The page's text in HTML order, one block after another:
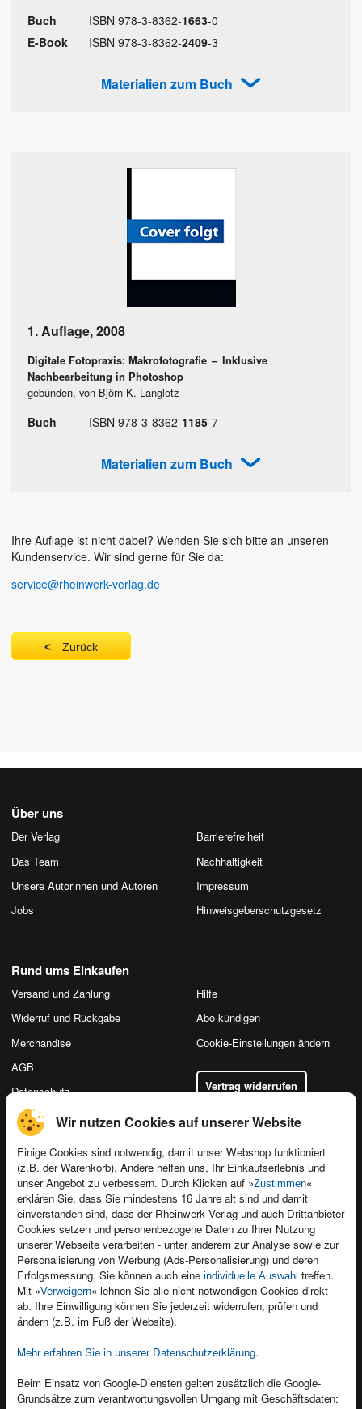
Wir nutzen Cookies auf unserer Website
Einige Cookies sind notwendig, damit unser Webshop funktioniert
(z.B. der Warenkorb). Andere helfen uns, Ihr Einkaufserlebnis und
unser Angebot zu verbessern. Durch Klicken auf »Zustimmen«
erklären Sie, dass Sie mindestens 16 Jahre alt sind und damit
einverstanden sind, dass der Rheinwerk Verlag und auch Drittanbieter
Cookies setzen und personenbezogene Daten zu Ihrer Nutzung
unserer Webseite verarbeiten - unter anderem zur Analyse sowie zur
Personalisierung von Werbung (Ads-Personalisierung) und deren
Erfolgsmessung. Sie können auch eine individuelle Auswahl treffen.
Mit »Verweigern« lehnen Sie alle nicht notwendigen Cookies direkt
ab. Ihre Einwilligung können Sie jederzeit widerrufen, prüfen und
ändern (z.B. im Fuß der Website).
Mehr erfahren Sie in unserer Datenschutzerklärung.
Beim Einsatz von Google-Diensten gelten zusätzlich die Google-
Grundsätze zum verantwortungsvollen Umgang mit Geschäftsdaten:
Buch ISBN 978-3-8362-1663-0
E-Book
ISBN 978-3-8362-2409-3
Materialien zum Buch
1. Auflage,2008
Digitale Fotopraxis: Makrofotografie – Inklusive
Nachbearbeitung in Photoshop
gebunden, von Björn K. Langlotz
Buch ISBN 978-3-8362-1185-7
Materialien zum Buch
Ihre Auflage ist nicht dabei? Wenden Sie sich bitte an unseren
Kundenservice. Wir sind gerne für Sie da:
service@rheinwerk-verlag.de
Zurück
Über uns
Der Verlag
Das Team
Unsere Autorinnen und Autoren
Jobs
Barrierefreiheit
Nachhaltigkeit
Impressum
Hinweis­geber­schutz­gesetz
Kontakt
Newsletter
Für Unternehmen
Presseservice
Dozentenservice
Produktfeedback
Foreign Rights
Ein Buch schreiben
Rund ums Einkaufen
Versand und Zahlung
Widerruf und Rückgabe
Merchandise
AGB
Datenschutz
Hilfe
Abo kündigen
Cookie-Einstellungen ändern
Vertrag widerrufen
Kundenservice
Wir sind gerne für Sie da!
service@rheinwerk-verlag.de